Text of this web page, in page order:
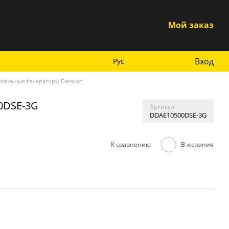
Мой заказ
Рус Вход
генераторы Daewoo
3G Артикул
DDAE10500DSE-3G
К сравнению В желания